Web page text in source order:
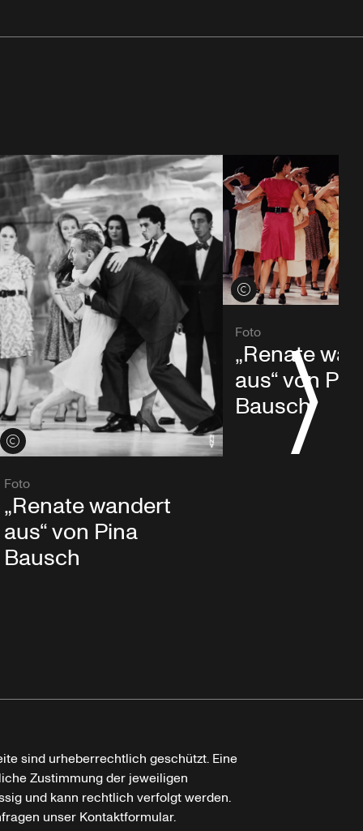
Credits öffnen
Foto
„Renate wandert
aus“ von Pina
Bausch
Credits öffnen
Foto
„Renate
aus“ von
Bausch
sind urheberrechtlich geschützt. Eine
Zustimmung der jeweiligen
und kann rechtlich verfolgt werden.
unser Kontaktformular.